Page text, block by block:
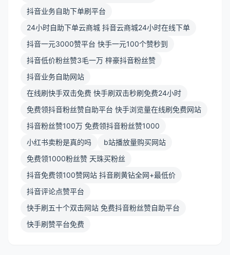
抖音业务自助下单刷平台
24小时自助下单云商城 抖音云商城24小时在线下单
抖音一元3000赞平台 快手一元100个赞秒到
抖音低价粉丝赞3毛一万 梓豪抖音粉丝赞
抖音业务自助网站
在线刷快手双击免费 快手刷双击秒刷免费24小时
免费领抖音粉丝赞自助平台 快手浏览量在线刷免费网站
抖音粉丝赞100万 免费领抖音粉丝赞1000
小红书卖粉是真的吗
b站播放量购买网站
免费领1000粉丝赞 天珠买粉丝
抖音免费领100赞网站 抖音刷黄钻全网+最低价
抖音评论点赞平台
快手刷五十个双击网站 免费抖音粉丝赞自助平台
快手刷赞平台免费